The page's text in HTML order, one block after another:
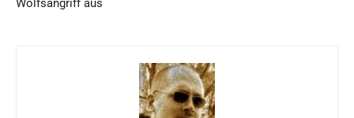
Wolfsangriff aus